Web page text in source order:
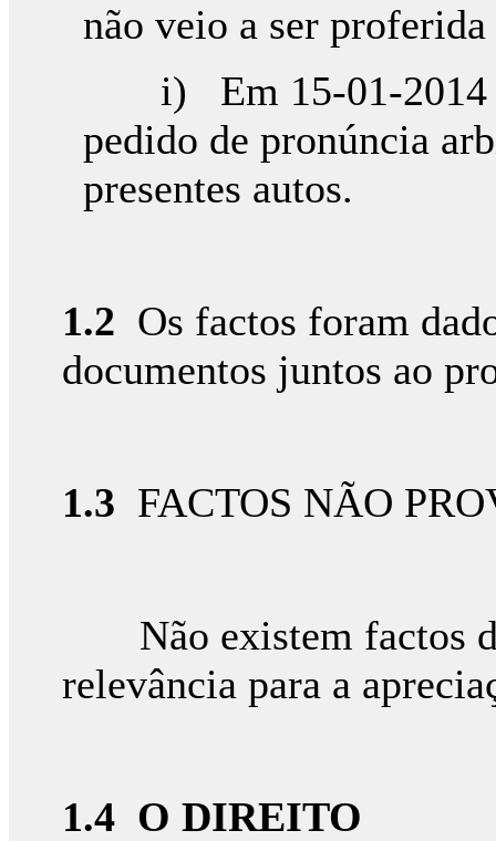
não veio a ser
i) Em 15-01-2014 a
pedido de pronúncia
presentes autos.
1.2 Os factos foram
documentos juntos ao
1.3 FACTOS NÃO
Não existem factos
relevância para a
1.4 O DIREITO